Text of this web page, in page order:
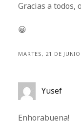
Gracias a todos,
😀
MARTES, 21 DE
Yusef
Enhorabuena!